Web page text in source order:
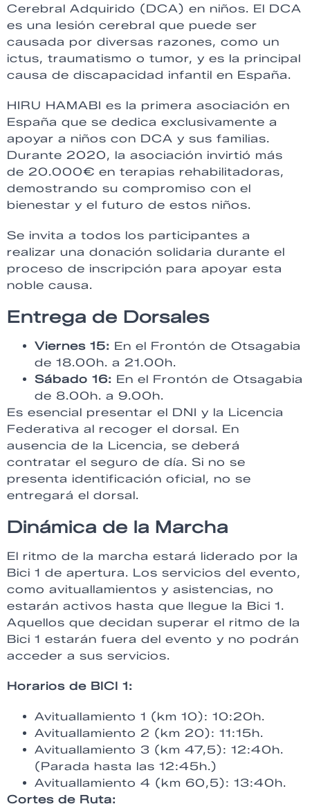
Cerebral Adquirido (DCA) en niños. El DCA
es una lesión cerebral que puede ser
causada por diversas razones, como un
ictus, traumatismo o tumor, y es la principal
causa de discapacidad infantil en España.
HIRU HAMABI es la primera asociación en
España que se dedica exclusivamente a
apoyar a niños con DCA y sus familias.
Durante 2020, la asociación invirtió más
de 20.000€ en terapias rehabilitadoras,
demostrando su compromiso con el
bienestar y el futuro de estos niños.
Se invita a todos los participantes a
realizar una donación solidaria durante el
proceso de inscripción para apoyar esta
noble causa.
Entrega de Dorsales
Viernes 15: En el Frontón de Otsagabia
de 18.00h. a 21.00h.
Sábado 16: En el Frontón de Otsagabia
de 8.00h. a 9.00h.
Es esencial presentar el DNI y la Licencia
Federativa al recoger el dorsal. En
ausencia de la Licencia, se deberá
contratar el seguro de día. Si no se
presenta identificación oficial, no se
entregará el dorsal.
Dinámica de la Marcha
El ritmo de la marcha estará liderado por la
Bici 1 de apertura. Los servicios del evento,
como avituallamientos y asistencias, no
estarán activos hasta que llegue la Bici 1.
Aquellos que decidan superar el ritmo de la
Bici 1 estarán fuera del evento y no podrán
acceder a sus servicios.
Horarios de BICI 1:
Avituallamiento 1 (km 10): 10:20h.
Avituallamiento 2 (km 20): 11:15h.
Avituallamiento 3 (km 47,5): 12:40h.
(Parada hasta las 12:45h.)
Avituallamiento 4 (km 60,5): 13:40h.
Cortes de Ruta: